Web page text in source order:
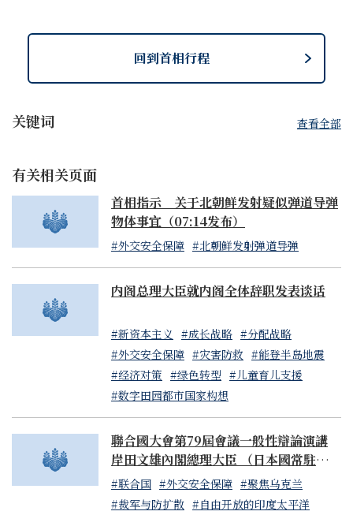
关键词 查看全部
有关相关页面
首相指示 关于北朝鲜发射疑似弹道导弹
物体事宜（07:14发布）
#外交安全保障 #北朝鲜发射弹道导弹
内阁总理大臣就内阁全体辞职发表谈话
#新资本主义 #成长战略 #分配战略
#外交安全保障 #灾害防救 #能登半岛地震
#经济对策 #绿色转型 #儿童育儿支援
#数字田园都市国家构想
聯合國大會第79屆會議一般性辯論演講
岸田文雄內閣總理大臣 （日本國常駐聯合
國代表山崎和之大使代讀）
#联合国 #外交安全保障 #聚焦乌克兰
#裁军与防扩散 #自由开放的印度太平洋
回到首相行程